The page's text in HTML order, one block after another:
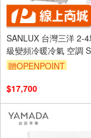
SANLUX 台灣三洋 2-4
級變頻冷暖冷氣 空調
V22HR3/SAE-V22HR3
贈OPENPOINT
$17,700